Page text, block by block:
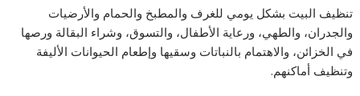
تنظيف البيت بشكل يومي للغرف والمطبخ والحمام والأرضيات
والجدران، والطهي، ورعاية الأطفال، والتسوق، وشراء البقالة ورصها
في الخزائن، والاهتمام بالنباتات وسقيها وإطعام الحيوانات الأليفة
وتنظيف أماكنهم.